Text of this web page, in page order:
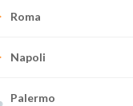
Roma
Napoli
Palermo